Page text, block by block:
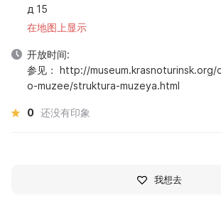
д 15
在地图上显示
开放时间:
参见： http://
o-muzee/struktura-muzeya.html
0 还没有印象
我想去